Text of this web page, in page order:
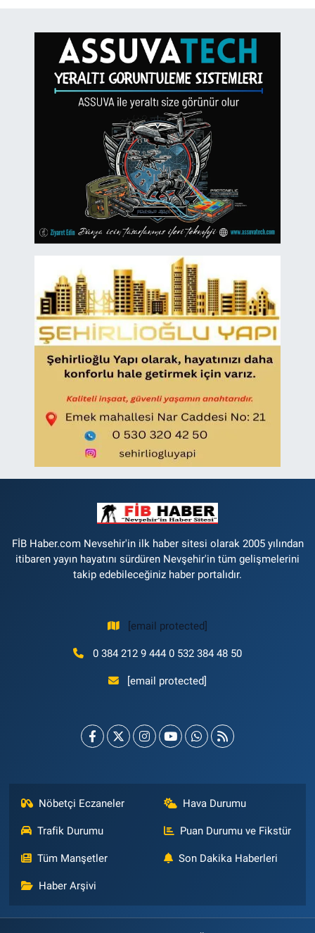
FİB Haber.com Nevsehir'in ilk haber sitesi olarak 2005 yılından
itibaren yayın hayatını sürdüren Nevşehir'in tüm gelişmelerini
takip edebileceğiniz haber portalıdır.
[email protected]
0 384 212 9 444 0 532 384 48 50
[email protected]
Nöbetçi Eczaneler Hava Durumu
Trafik Durumu Puan Durumu ve Fikstür
Tüm Manşetler Son Dakika Haberleri
Haber Arşivi